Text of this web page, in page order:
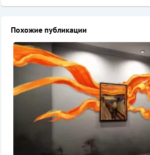
Похожие публикации